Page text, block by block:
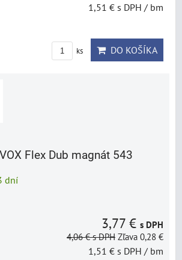
1,51 € s DPH / bm
ks DO KOŠÍKA
Flex Dub magnát 543
dní
3,77 € s DPH
4,06 €s DPH Zľava 0,28 €
1,51 € s DPH / bm